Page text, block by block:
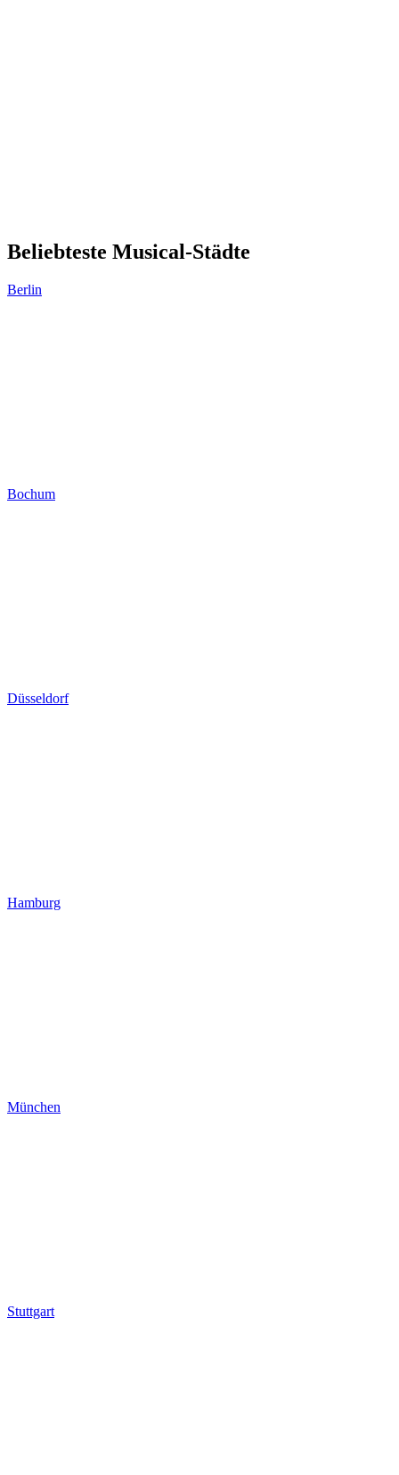
Beliebteste Musical-Städte
Berlin
Bochum
Düsseldorf
Hamburg
München
Stuttgart